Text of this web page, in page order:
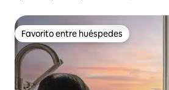
Favorito entre huéspedes
Favorito entre huéspedes